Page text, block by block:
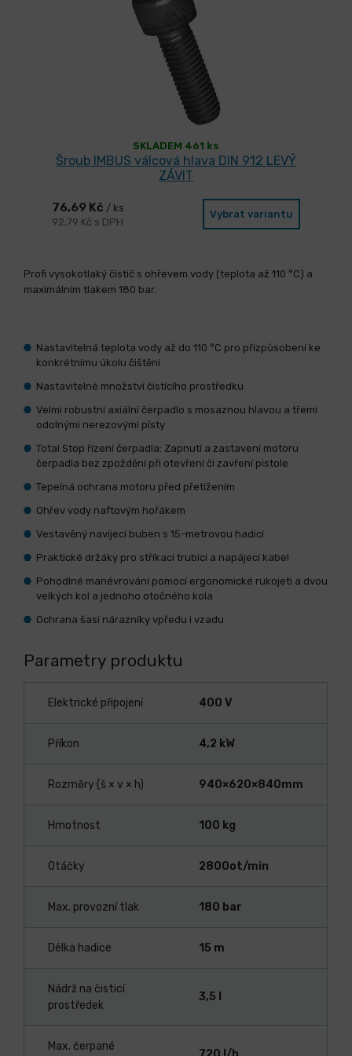
SKLADEM 461 ks
Šroub IMBUS válcová hlava DIN 912 LEVÝ
ZÁVIT
76,69 Kč / ks
92,79 Kč s DPH
Vybrat variantu
Profi vysokotlaký čistič s ohřevem vody (teplota až 110 °C) a
maximálním tlakem 180 bar.
Nastavitelná teplota vody až do 110 °C pro přizpůsobení ke
konkrétnímu úkolu čištění
Nastavitelné množství čistícího prostředku
Velmi robustní axiální čerpadlo s mosaznou hlavou a třemi
odolnými nerezovými písty
Total Stop řízení čerpadla: Zapnutí a zastavení motoru
čerpadla bez zpoždění při otevření či zavření pistole
Tepelná ochrana motoru před přetížením
Ohřev vody naftovým hořákem
Vestavěný navíjecí buben s 15-metrovou hadicí
Praktické držáky pro stříkací trubici a napájecí kabel
Pohodlné manévrování pomocí ergonomické rukojeti a dvou
velkých kol a jednoho otočného kola
Ochrana šasi nárazníky vpředu i vzadu
Parametry produktu
Elektrické připojení 400 V
Příkon 4,2 kW
Rozměry (š × v × h) 940×620×840mm
Hmotnost 100 kg
Otáčky 2800ot/min
Max. provozní tlak 180 bar
Délka hadice 15 m
Nádrž na čisticí
prostředek
3,5 l
Max. čerpané